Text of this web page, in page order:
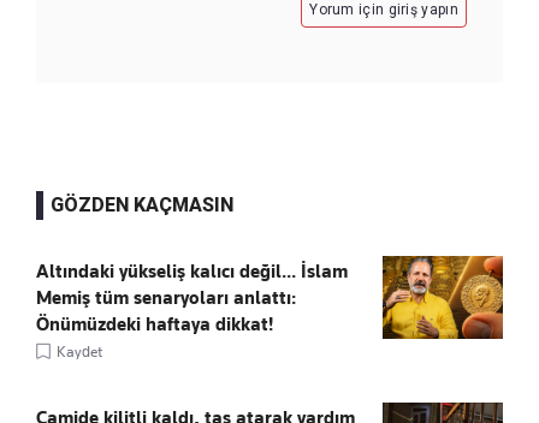
Yorum için giriş yapın
GÖZDEN KAÇMASIN
Altındaki yükseliş kalıcı değil... İslam
Memiş tüm senaryoları anlattı:
Önümüzdeki haftaya dikkat!
Kaydet
Camide kilitli kaldı, taş atarak yardım